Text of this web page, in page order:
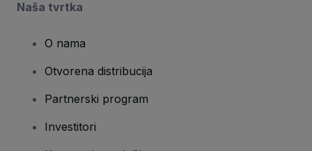
Naša tvrtka
O nama
Otvorena distribucija
Partnerski program
Investitori